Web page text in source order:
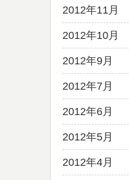
2012年11月
2012年10月
2012年9月
2012年7月
2012年6月
2012年5月
2012年4月